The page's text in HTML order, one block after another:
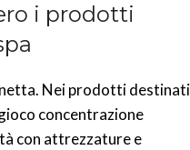
i prodotti
Nei prodotti destinati
concentrazione
con attrezzature e